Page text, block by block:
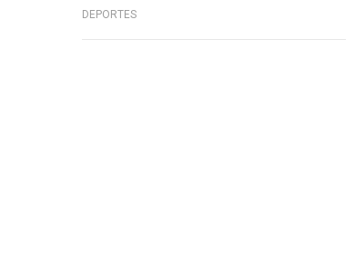
DEPORTES